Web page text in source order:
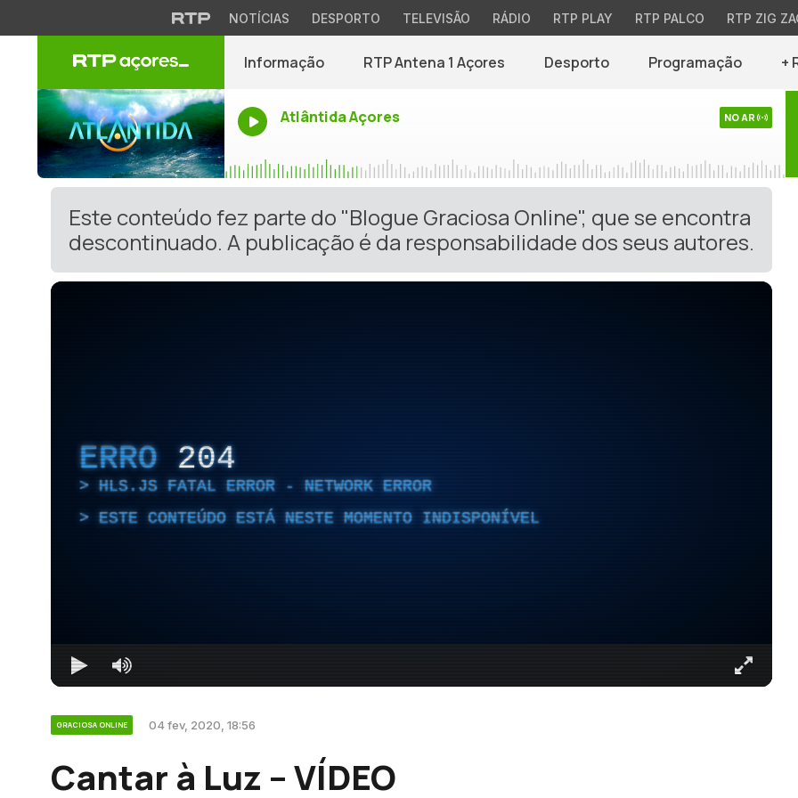
NOTÍCIAS DESPORTO TELEVISÃO RÁDIO RTP PLAY RTP PALCO RTP ZIG
Informação RTP Antena 1 Açores Desporto Programação +
Atlântida Açores NO AR
Este conteúdo fez parte do "Blogue Graciosa Online", que se encontra
descontinuado. A publicação é da responsabilidade dos seus autores.
ERRO 204
HLS.JS FATAL ERROR - NETWORK ERROR
ESTE CONTEÚDO ESTÁ NESTE MOMENTO INDISPONÍVEL
GRACIOSA ONLINE 04 fev, 2020, 18:56
Cantar à Luz – VÍDEO